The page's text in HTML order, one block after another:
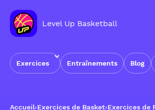
Level Up Basketball
Exercices Entraînements Blog
Accueil›Exercices de Basket›Exercices de